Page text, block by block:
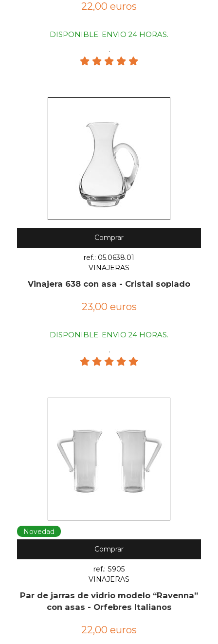
22,00 euros
DISPONIBLE. ENVIO 24 HORAS.
.
Comprar
ref.: 05.0638.01
VINAJERAS
Vinajera 638 con asa - Cristal soplado
23,00 euros
DISPONIBLE. ENVIO 24 HORAS.
.
Novedad
Comprar
ref.: S905
VINAJERAS
Par de jarras de vidrio modelo “Ravenna”
con asas - Orfebres Italianos
22,00 euros